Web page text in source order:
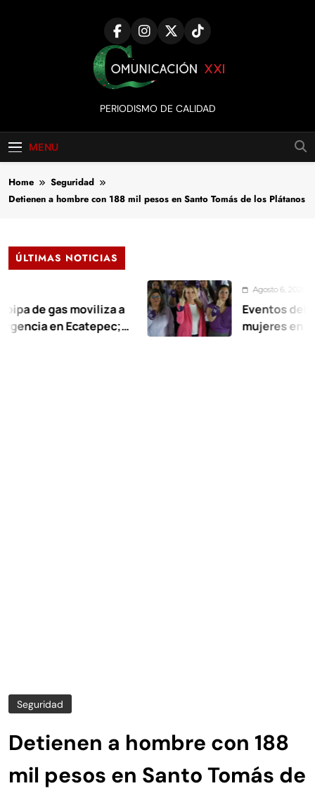
Comunicación
XXI
PERIODISMO DE CALIDAD
MENU
Home
Seguridad
Detienen a hombre con 188 mil pesos en Santo Tomás de los Plátanos
ÚLTIMAS NOTICIAS
gas moviliza a
en Ecatepec;
Agosto 6, 2026
Eventos del Día
mujeres en
Seguridad
Detienen a hombre con 188
mil pesos en Santo Tomás de